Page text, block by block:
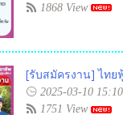
1868 View
[รับสมัครงาน] ไทย
2025-03-10 15:10
1751 View